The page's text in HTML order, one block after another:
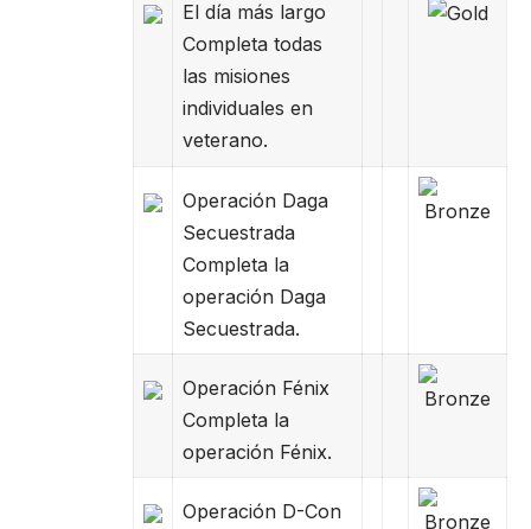
El día más largo
Completa todas
las misiones
individuales en
veterano.
Operación Daga
Secuestrada
Completa la
operación Daga
Secuestrada.
Operación Fénix
Completa la
operación Fénix.
Operación D-Con